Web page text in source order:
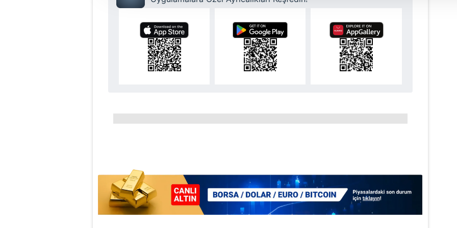
amacıyla kullanılmaktadır. Diğer çerezler, sitemizin daha işlevsel kılınması ve
Çerezlere ilişkin tercihlerinizi aşağıda yer alan panel vasıtasıyla belirleyebilirsiniz. Çerezlere
butonuna tıklayabilir,
Çerez Bilgilendirme Metnimizi ziyaret edebilirsiniz.